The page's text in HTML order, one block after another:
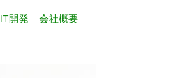
IT開発 会社概要